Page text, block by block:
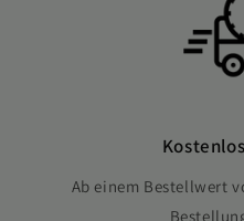
Ab einem Bestellwert